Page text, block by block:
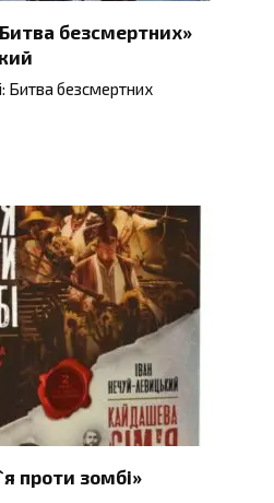
безсмертних»
Битва безсмертних
проти зомбі»